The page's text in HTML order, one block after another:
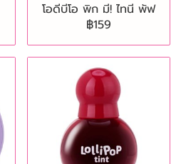
โอดีบีโอ พิก มี! ไทนี พัฟ
฿159